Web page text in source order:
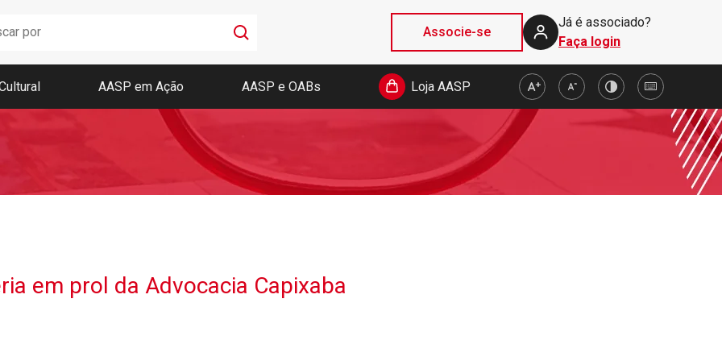
Associe-se
Já é associado?
Faça login
Boletim AASP
Coleção de Códigos de Bolso
Revista da AASP
AASP em Ação AASP e OABs Loja AASP
em prol da Advocacia Capixaba